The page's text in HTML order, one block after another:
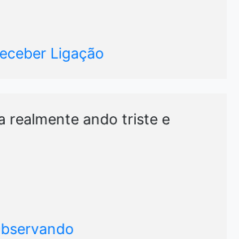
Ligação
realmente ando triste e